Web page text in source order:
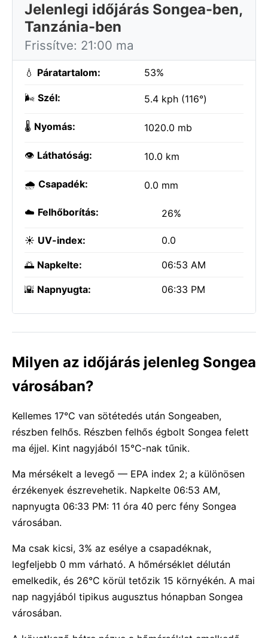
Jelenlegi időjárás Songea-ben,
Tanzánia-ben
Frissítve: 21:00 ma
💧 Páratartalom: 53%
🌬️ Szél: 5.4 kph (116°)
🌡️ Nyomás: 1020.0 mb
👁️ Láthatóság: 10.0 km
🌧️ Csapadék: 0.0 mm
☁️ Felhőborítás: 26%
☀️ UV-index: 0.0
🌅 Napkelte: 06:53 AM
🌇 Napnyugta: 06:33 PM
Milyen az időjárás jelenleg Songea
városában?
Kellemes 17°C van sötétedés után Songeaben,
részben felhős. Részben felhős égbolt Songea felett
ma éjjel. Kint nagyjából 15°C-nak tűnik.
Ma mérsékelt a levegő — EPA index 2; a különösen
érzékenyek észrevehetik. Napkelte 06:53 AM,
napnyugta 06:33 PM: 11 óra 40 perc fény Songea
városában.
Ma csak kicsi, 3% az esélye a csapadéknak,
legfeljebb 0 mm várható. A hőmérséklet délután
emelkedik, és 26°C körül tetőzik 15 környékén. A mai
nap nagyjából tipikus augusztus hónapban Songea
városában.